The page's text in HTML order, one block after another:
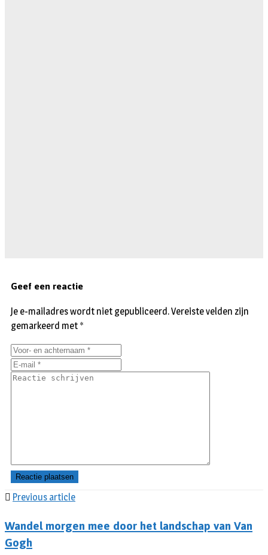
Previous article
Wandel morgen mee door het landschap van Van
Gogh
Geef een reactie
Je e-mailadres wordt niet gepubliceerd.Vereiste velden zijn
gemarkeerd met *